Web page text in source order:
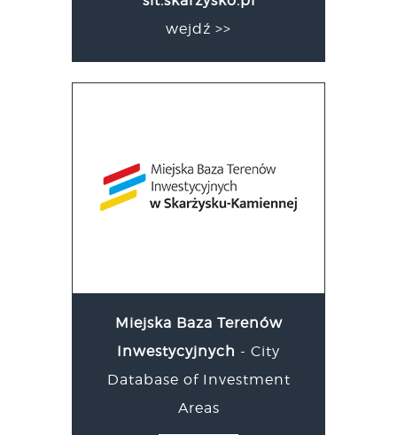
wejdź >>
Miejska Baza Terenów
Inwestycyjnych - City
Database of Investment
Areas